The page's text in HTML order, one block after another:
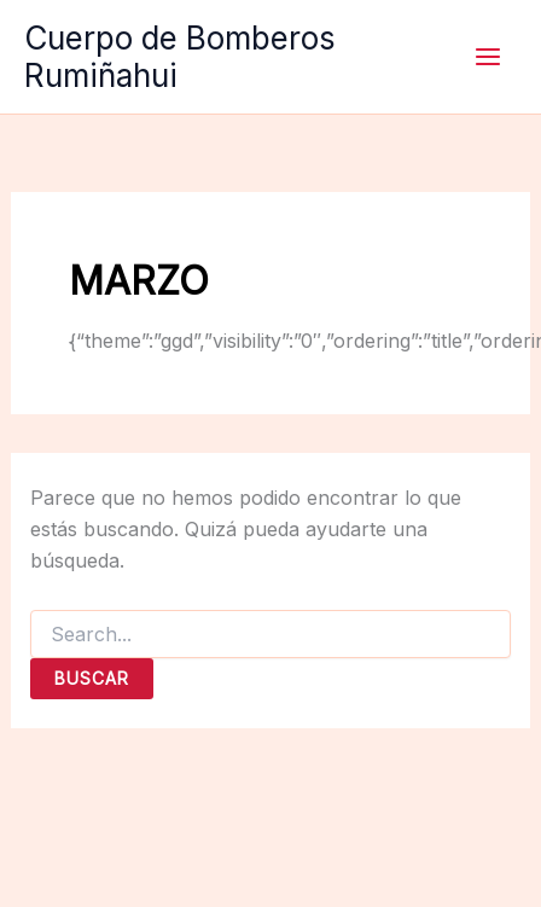
contenido
Cuerpo de Bomberos
Rumiñahui
MARZO
Parece que no hemos podido encontrar lo que
estás buscando. Quizá pueda ayudarte una
búsqueda.
Buscar
por: